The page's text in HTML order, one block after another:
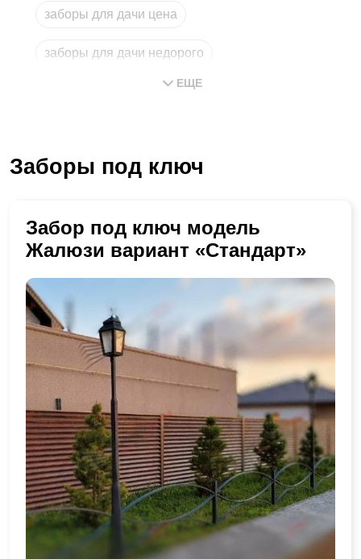
заборы для дачи цена
заборы для дачи недорого
заборы купить
забор с установкой в московской области
ЕЩЕ
Заборы под ключ
Забор под ключ модель
Жалюзи вариант «Стандарт»